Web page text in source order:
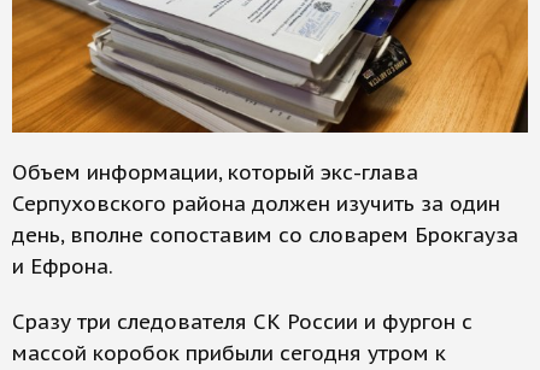
Объем информации, который экс-глава
Серпуховского района должен изучить за один
день, вполне сопоставим со словарем Брокгауза
и Ефрона.
Сразу три следователя СК России и фургон с
массой коробок прибыли сегодня утром к